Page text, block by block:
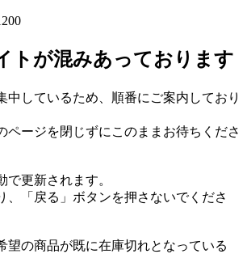
トが混みあっております
中しているため、順番にご案内しており
ページを閉じずにこのままお待ちくださ
更新されます。
、「戻る」ボタンを押さないでくださ
望の商品が既に在庫切れとなっている